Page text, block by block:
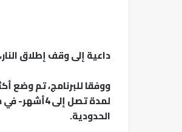
داعية إلى وقف إطلاق
لمدة تصل
الحدودية.